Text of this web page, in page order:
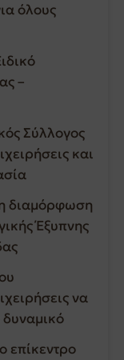
όλους
–
Σύλλογος
και
διαμόρφωση
Έξυπνης
να
επίκεντρο